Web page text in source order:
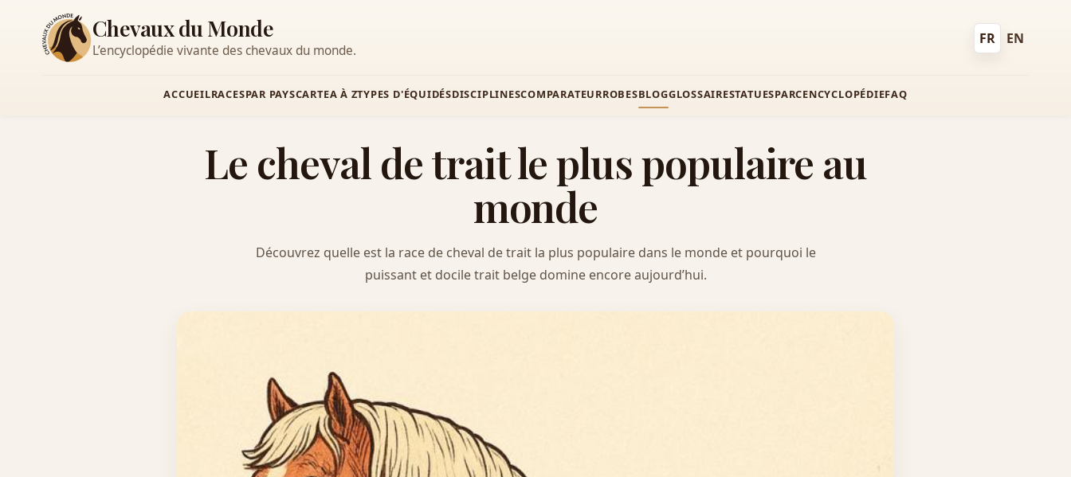
Chevaux du Monde
L’encyclopédie vivante des chevaux du monde.
FR
Français
EN
English
ACCUEILRACESPAR PAYSCARTEA À ZTYPES D'ÉQUIDÉSDISCIPLINESCOMPARATEURROBESBLOGGLOSSAIRESTATUESPARCENCYCLOPÉDIEFAQ
Le cheval de trait le plus populaire au
monde
Découvrez quelle est la race de cheval de trait la plus populaire dans le monde et pourquoi le
puissant et docile trait belge domine encore aujourd’hui.